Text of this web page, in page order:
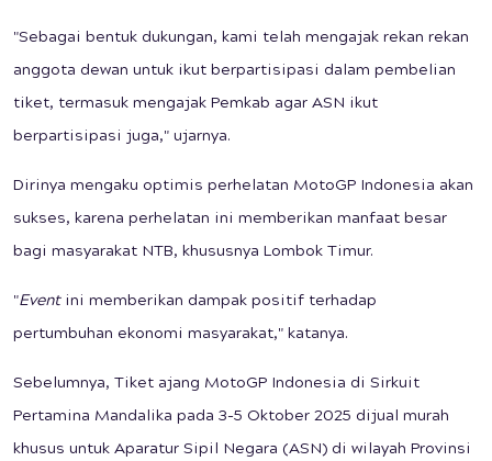
"Sebagai bentuk dukungan, kami telah mengajak rekan rekan
anggota dewan untuk ikut berpartisipasi dalam pembelian
tiket, termasuk mengajak Pemkab agar ASN ikut
berpartisipasi juga," ujarnya.
Dirinya mengaku optimis perhelatan MotoGP Indonesia akan
sukses, karena perhelatan ini memberikan manfaat besar
bagi masyarakat NTB, khususnya Lombok Timur.
"Eventini memberikan dampak positif terhadap
pertumbuhan ekonomi masyarakat," katanya.
Sebelumnya, Tiket ajang MotoGP Indonesia di Sirkuit
Pertamina Mandalika pada 3-5 Oktober 2025 dijual murah
khusus untuk Aparatur Sipil Negara (ASN) di wilayah Provinsi